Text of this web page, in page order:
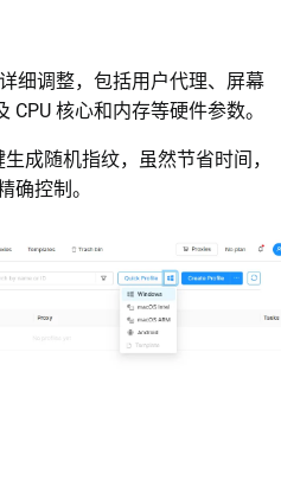
细调整，包括用户代理、屏幕
CPU 核心和内存等硬件参数。
成随机指纹，虽然节省时间，
确控制。